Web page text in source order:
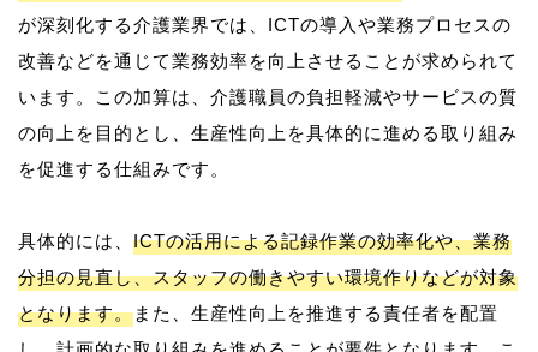
が深刻化する介護業界では、ICTの導入や業務プロセスの
改善などを通じて業務効率を向上させることが求められて
います。この加算は、介護職員の負担軽減やサービスの質
の向上を目的とし、生産性向上を具体的に進める取り組み
を促進する仕組みです。
具体的には、 ICTの活用による記録作業の効率化や、業務
分担の見直し、スタッフの働きやすい環境作りなどが対象
となります。また、生産性向上を推進する責任者を配置